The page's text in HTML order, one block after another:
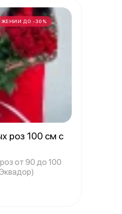
ДО -30%
роз 100 см с
от 90 до 100